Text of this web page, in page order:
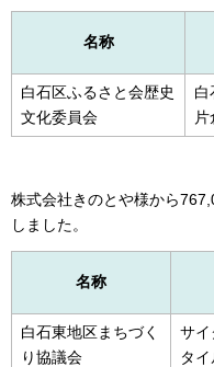
名称
白石区ふるさと会歴史
文化委員会
白
株式会社きのとや様から
しました。
名称
白石東地区まちづく
り協議会
サイ
タ